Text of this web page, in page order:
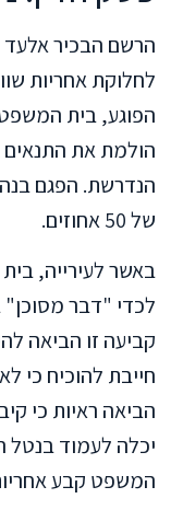
הרשם הבכיר אלעד
לחלוקת אחריות
הפוגע, בית
הולמת את התנאים
הנדרשת. הפגם
של 50 אחוזים.
באשר לעירייה,
קביעה זו הביאה
חייבת להוכיח כי
הביאה ראיות כי
יכלה לעמוד בנטל
המשפט קבע אחריות גם